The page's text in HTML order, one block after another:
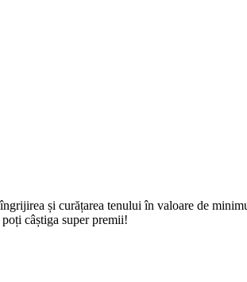
și curățarea tenului în valoare de
poți câștiga super premii!